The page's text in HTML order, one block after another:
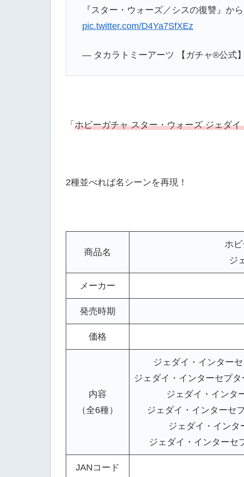
『スター・ウォーズ／シスの復讐』
pic.twitter.com/D4Ya7SfXEz
— タカラトミーアーツ 【ガチャ®公式
「 ホビーガチャ スター・ウォーズ ジェダ
2種並べれば名シーンを再現！
商品名
ホビー
ジ
メーカー
発売時期
価格
内容
（全6種）
ジェダイ・インター
ジェダイ・インターセプ
ジェダイ・インタ
ジェダイ・インターセ
ジェダイ・インタ
ジェダイ・インターセ
JANコード